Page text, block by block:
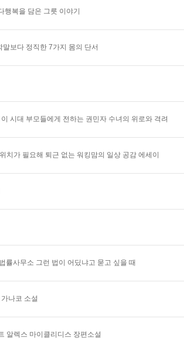
행복을 담은 그릇 이야기
말보다 정직한 7가지 몸의 단서
시대 부모들에게 전하는 권민자 수녀의 위로와 격려
치가 필요해 퇴근 없는 워킹맘의 일상 공감 에세이
률사무소 그런 법이 어딨냐고 묻고 싶을 때
나코 소설
알렉스 마이클리디스 장편소설